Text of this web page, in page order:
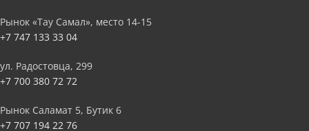
Рынок «Тау Самал», место 14-15
+7 747 133 33 04
ул. Радостовца, 299
+7 700 380 72 72
Рынок Саламат 5, Бутик 6
+7 707 194 22 76